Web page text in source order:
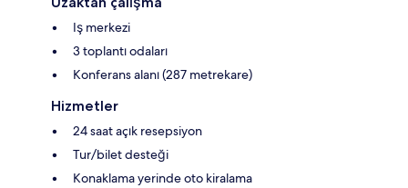
Iş merkezi
3 toplantı odaları
Konferans alanı (287 metrekare)
Hizmetler
24 saat açık resepsiyon
Tur/bilet desteği
Konaklama yerinde oto kiralama